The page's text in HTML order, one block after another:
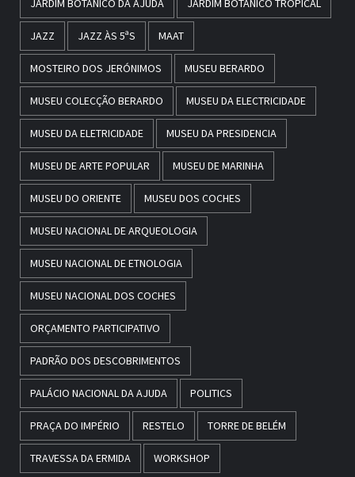
JARDIM BOTÂNICO DA AJUDA JARDIM BOTÂNICO TROPICAL
JAZZ JAZZ ÀS 5ªS MAAT
MOSTEIRO DOS JERÓNIMOS MUSEU BERARDO
MUSEU COLECÇÃO BERARDO MUSEU DA ELECTRICIDADE
MUSEU DA ELETRICIDADE MUSEU DA PRESIDENCIA
MUSEU DE ARTE POPULAR MUSEU DE MARINHA
MUSEU DO ORIENTE MUSEU DOS COCHES
MUSEU NACIONAL DE ARQUEOLOGIA
MUSEU NACIONAL DE ETNOLOGIA
MUSEU NACIONAL DOS COCHES
ORÇAMENTO PARTICIPATIVO
PADRÃO DOS DESCOBRIMENTOS
PALÁCIO NACIONAL DA AJUDA POLITICS
PRAÇA DO IMPÉRIO RESTELO TORRE DE BELÉM
TRAVESSA DA ERMIDA WORKSHOP